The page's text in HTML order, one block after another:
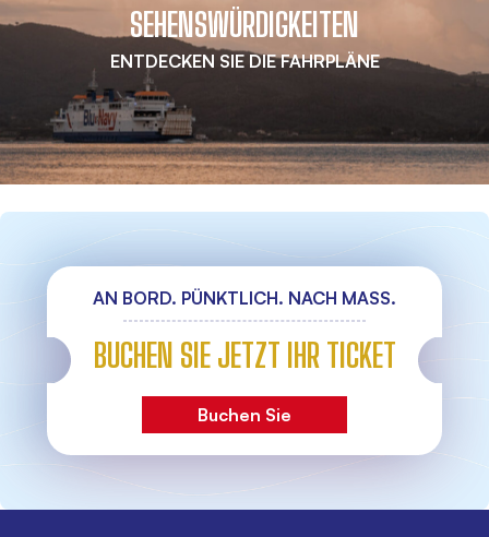
SEHENSWÜRDIGKEITEN
ENTDECKEN SIE DIE FAHRPLÄNE
AN BORD. PÜNKTLICH. NACH MASS.
BUCHEN SIE JETZT IHR TICKET
Buchen Sie